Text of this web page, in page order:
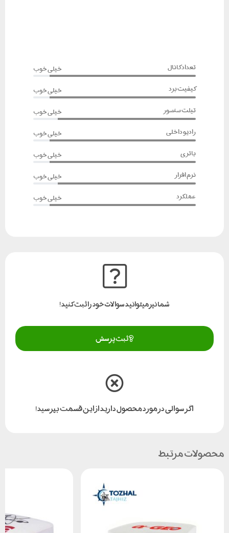
تعداد کانال
خیلی خوب
کیفیت برد
خیلی خوب
تیلت سنسور
خیلی خوب
رادیو داخلی
خیلی خوب
باتری
خیلی خوب
نرم افزار
خیلی خوب
عملکرد
خیلی خوب
شما نیز میتوانید سوالات خود را ثبت کنید!
ثبت پرسش
اگر سوالی در مورد محصول دارید از این قسمت بپرسید!
محصولات مرتبط